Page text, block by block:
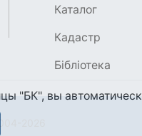
Каталог
Кадастр
Бібліотека
2026
"БК", вы